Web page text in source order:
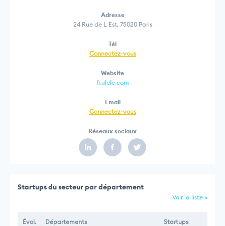
Adresse
24 Rue de L Est, 75020 Paris
Tél
Connectez-vous
Website
fr.ulele.com
Email
Connectez-vous
Réseaux sociaux
Startups du secteur par département
Voir la liste »
Évol. Départements Startups